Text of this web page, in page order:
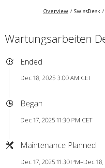
Overview SwissDesk
Wartungsarbeiten
Ended
Dec 18, 2025 3:00 AM CET
Began
Dec 17, 2025 11:30 PM CET
Maintenance Planned
Dec 17, 2025 11:30 PM–Dec